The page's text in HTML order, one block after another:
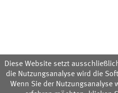
Diese Website setzt
die Nutzungsanalyse wird die
Wenn Sie der Nutzungsanalyse